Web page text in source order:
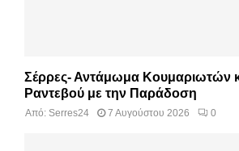
Σέρρες- Αντάμωμα Κουμαριωτών
Ραντεβού με την Παράδοση
Από: Serres24 7 Αυγούστου 2026 0